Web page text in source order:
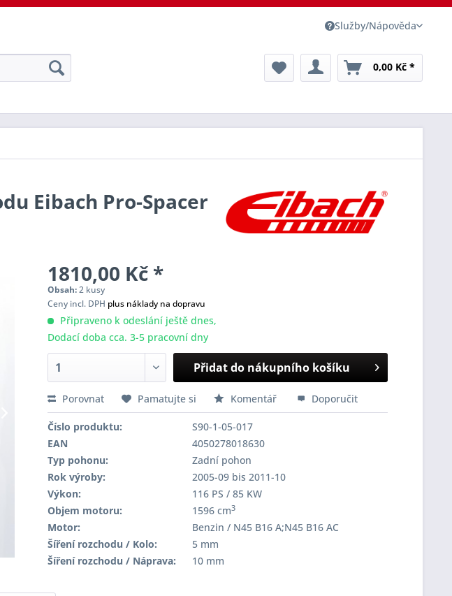
Služby/Nápověda
0,00 Kč *
Eibach Pro-Spacer
1810,00 Kč *
Obsah:2 kusy
Ceny incl. DPH plus náklady na dopravu
Připraveno k odeslání ještě dnes,
Dodací doba cca. 3-5 pracovní dny
Přidat do nákupního košíku
Porovnat Pamatujte si Komentář Doporučit
Číslo produktu:
S90-1-05-017
EAN
4050278018630
Typ pohonu:
Zadní pohon
Rok výroby:
2005-09 bis 2011-10
Výkon:
116 PS / 85 KW
Objem motoru:
1596 cm3
Motor:
Benzin / N45 B16 A;N45 B16 AC
Šíření rozchodu / Kolo:
5 mm
Šíření rozchodu / Náprava:
10 mm